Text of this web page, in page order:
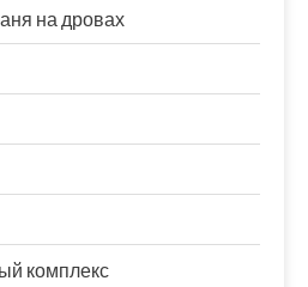
на дровах
комплекс